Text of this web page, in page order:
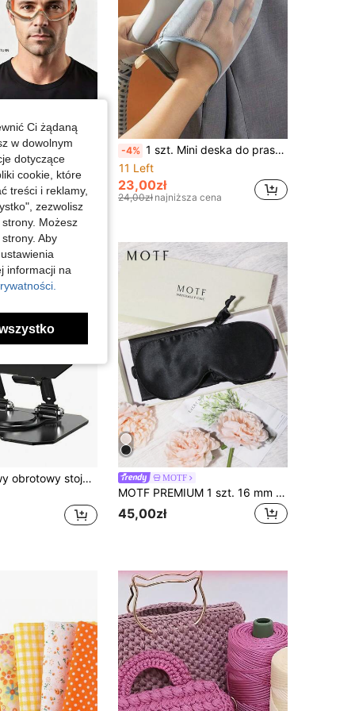
-4% 1 szt. Mini deska do prasowania i podkładka odporna na ciepło!, wiosenna, minimalistyczna, letnia
11 Left
23,00zł
24,00zł najniższa cena
1 szt. Metalowy obrotowy stojak płaski, stojak na laptopa, uchwyt na telefon stacjonarny, stojak chłodzący do komputera
MOTF
MOTF PREMIUM 1 szt. 16 mm materiałowa osłona na oczy, prosta czarna dwustronna maska do spania do sypialni, podróży, biura, szkoły
45,00zł
Ci żądaną
w dowolnym
dotyczące
cookie, które
treści i reklamy,
zezwolisz
Możesz
Aby
informacji na